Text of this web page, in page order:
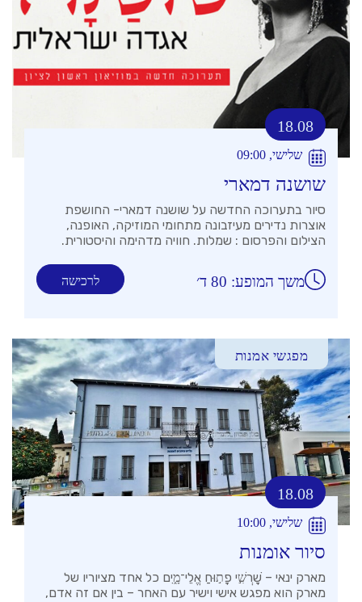
18.08
שלישי, 09:00
שושנה דמארי
סיור בתערוכה החדשה על שושנה דמארי- החושפת
אוצרות נדירים מעיזבונה מתחומי המוזיקה, האופנה,
הצילום והפרסום : שמלות. חוויה מדהימה והיסטורית.
לרכישה משך המופע: 80 ד׳
מפגשי אמנות
18.08
שלישי, 10:00
סיור אומנות
מארק ינאי – שׇׁרְשִׁ֣י פָת֣וּחַ אֱלֵי־מָ֑יִם כל אחד מציוריו של
מארק הוא מפגש אישי וישיר עם האחר – בין אם זה אדם,